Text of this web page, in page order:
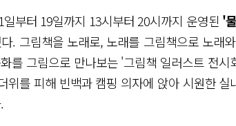
부터 19일까지 13시부터 20시까지 운영된 '
. 그림책을 노래로, 노래를 그림책으로 노래
를 그림으로 만나보는 '그림책 일러스트 전
위를 피해 빈백과 캠핑 의자에 앉아 시원한 실